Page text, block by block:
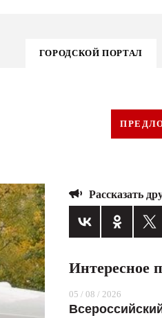
ГОРОДСКОЙ ПОРТАЛ
Рассказать
Интересное
05 / 08 / 2026